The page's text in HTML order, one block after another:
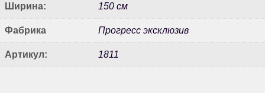
Ширина: 150 см
Фабрика Прогресс эксклюзив
Артикул: 1811